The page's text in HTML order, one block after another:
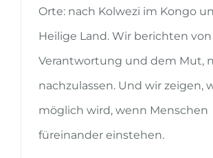
Orte: nach Kolwezi im Kongo
Heilige Land. Wir berichten von
Verantwortung und dem Mut,
nachzulassen. Und wir zeigen,
möglich wird, wenn Menschen
füreinander einstehen.